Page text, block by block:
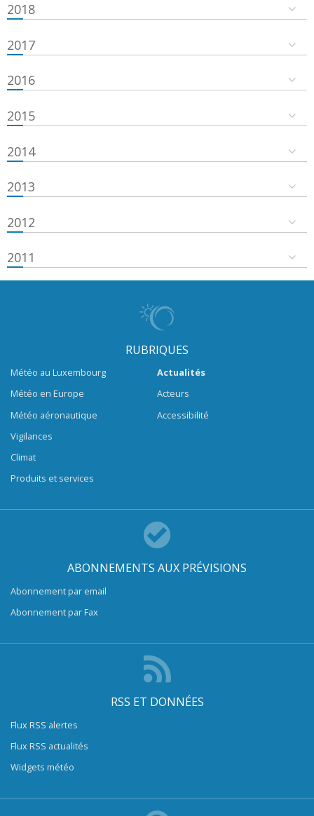
2018
2017
2016
2015
2014
2013
2012
2011
RUBRIQUES
Météo au Luxembourg
Météo en Europe
Météo aéronautique
Vigilances
Climat
Produits et services
Actualités
Acteurs
Accessibilité
ABONNEMENTS AUX PRÉVISIONS
Abonnement par email
Abonnement par Fax
RSS ET DONNÉES
Flux RSS alertes
Flux RSS actualités
Widgets météo